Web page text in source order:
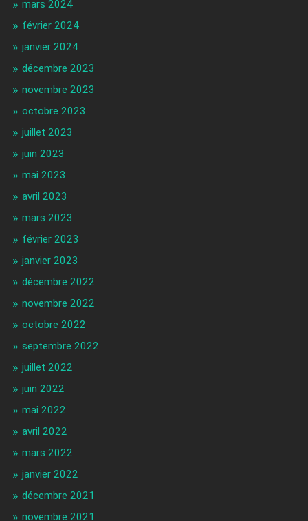
mars 2024
février 2024
janvier 2024
décembre 2023
novembre 2023
octobre 2023
juillet 2023
juin 2023
mai 2023
avril 2023
mars 2023
février 2023
janvier 2023
décembre 2022
novembre 2022
octobre 2022
septembre 2022
juillet 2022
juin 2022
mai 2022
avril 2022
mars 2022
janvier 2022
décembre 2021
novembre 2021